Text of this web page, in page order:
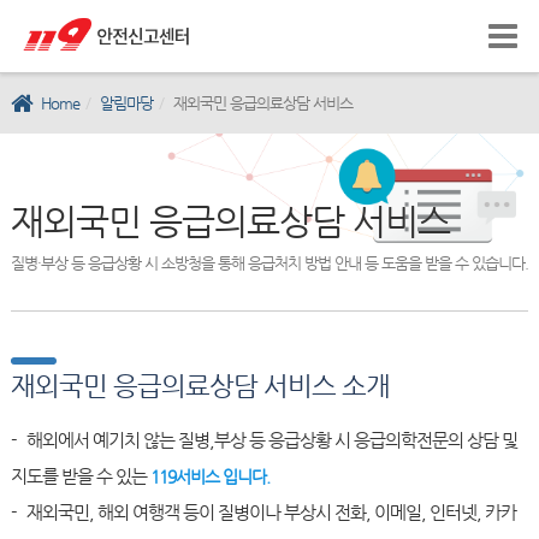
Home 알림마당 재외국민 응급의료상담 서비스
재외국민 응급의료상담 서비스
질병·부상 등 응급상황 시 소방청을 통해 응급처치 방법 안내 등 도움을 받을 수 있습니다.
재외국민 응급의료상담 서비스 소개
- 해외에서 예기치 않는 질병,부상 등 응급상황 시 응급의학전문의 상담 및
지도를 받을 수 있는 119서비스 입니다.
- 재외국민, 해외 여행객 등이 질병이나 부상시 전화, 이메일, 인터넷, 카카